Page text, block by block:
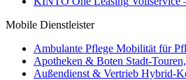
Mobile Dienstleister
Ambulante Pflege Mobilität für
Apotheken & Boten Stadt-
Außendienst & Vertrieb Hybrid-